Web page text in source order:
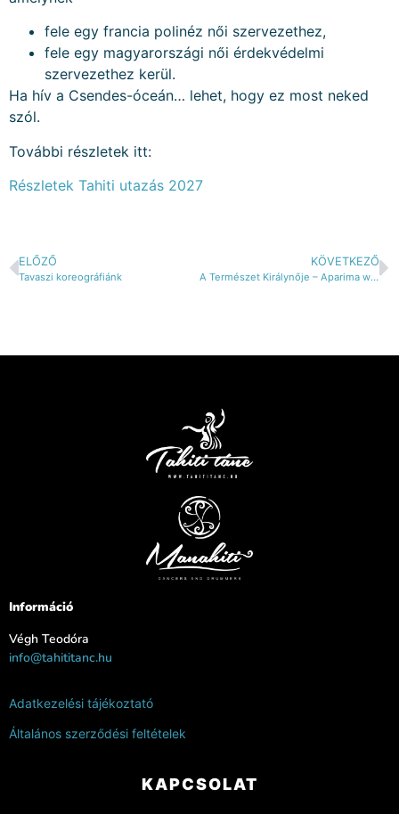
fele egy francia polinéz női szervezethez,
fele egy magyarországi női érdekvédelmi
szervezethez kerül.
Ha hív a Csendes-óceán… lehet, hogy ez most neked
szól.
További részletek itt:
Részletek Tahiti utazás 2027
ELŐZŐ
Tavaszi koreográfiánk
KÖVETKEZŐ
A Természet Királynője – Aparima workshop
Információ
Végh Teodóra
info@tahititanc.hu
Adatkezelési tájékoztató
Általános szerződési feltételek
KAPCSOLAT